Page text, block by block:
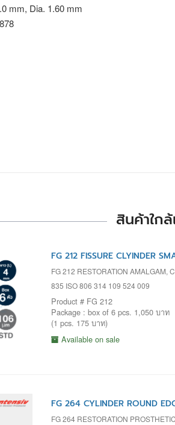
mm, Dia. 1.60 mm
สินค้าใก
FG 212 FISSURE CLYINDER
FG 212 RESTORATION AMALGAM,
835 ISO 806 314 109 524 009
Product # FG 212
Package : box of 6 pcs. 1,050 บาท
(1 pcs. 175 บาท)
Available on sale
FG 264 CYLINDER ROUND
FG 264 RESTORATION